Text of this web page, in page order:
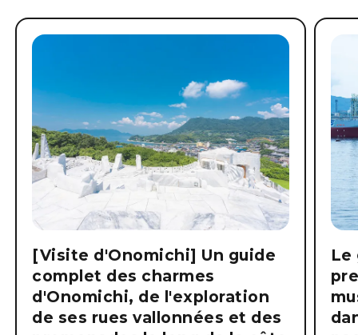
[Visite d'Onomichi] Un guide
complet des charmes
d'Onomichi, de l'exploration
de ses rues vallonnées et des
Le